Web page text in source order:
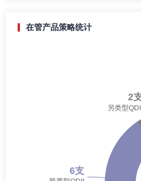
在管产品策略统计